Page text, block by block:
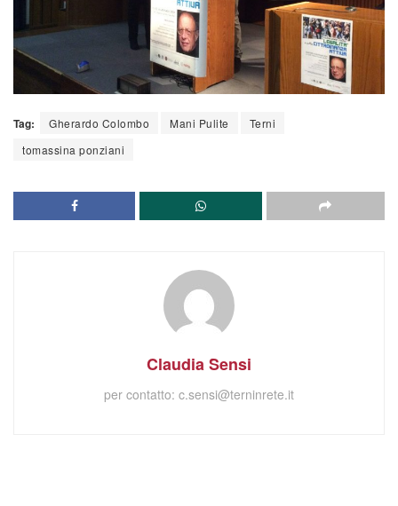
Tag: Gherardo Colombo Mani Pulite
Terni
tomassina ponziani
Claudia Sensi
per contatto: c.sensi@terninrete.it